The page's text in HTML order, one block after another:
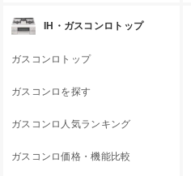
IH・ガスコンロトップ
ガスコンロトップ
ガスコンロを探す
ガスコンロ人気ランキング
ガスコンロ価格・機能比較